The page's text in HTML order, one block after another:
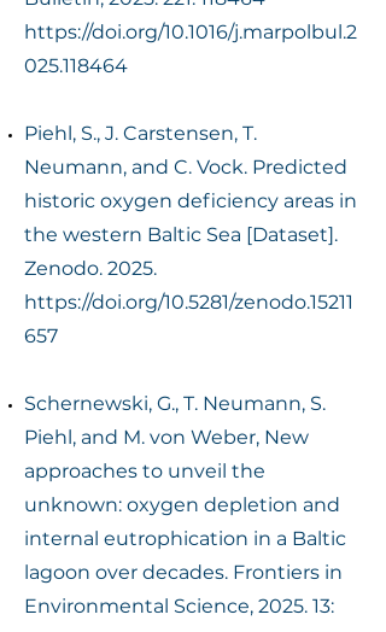
https://doi.org/10.1016/j.marpolbul.2
025.118464
Piehl, S., J. Carstensen, T.
Neumann, and C. Vock. Predicted
historic oxygen deficiency areas in
the western Baltic Sea [Dataset].
Zenodo. 2025.
https://doi.org/10.5281/zenodo.15211
657
Schernewski, G., T. Neumann, S.
Piehl, and M. von Weber, New
approaches to unveil the
unknown: oxygen depletion and
internal eutrophication in a Baltic
lagoon over decades. Frontiers in
Environmental Science, 2025. 13: